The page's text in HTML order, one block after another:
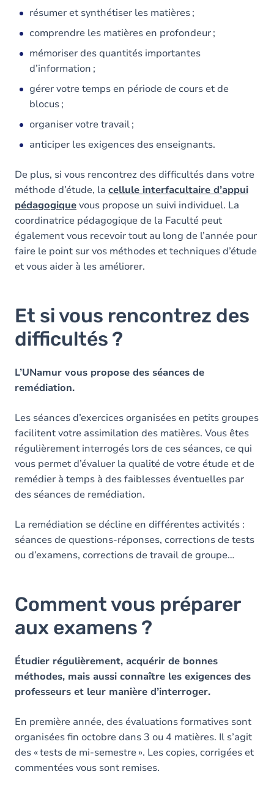
résumer et synthétiser les matières ;
comprendre les matières en profondeur ;
mémoriser des quantités importantes
d’information ;
gérer votre temps en période de cours et de
blocus ;
organiser votre travail ;
anticiper les exigences des enseignants.
De plus, si vous rencontrez des difficultés dans votre
méthode d’étude, la cellule interfacultaire d’appui
pédagogiquevous propose un suivi individuel. La
coordinatrice pédagogique de la Faculté peut
également vous recevoir tout au long de l’année pour
faire le point sur vos méthodes et techniques d’étude
et vous aider à les améliorer.
Et si vous rencontrez des
difficultés ?
L’UNamur vous propose des séances de
remédiation.
Les séances d’exercices organisées en petits groupes
facilitent votre assimilation des matières. Vous êtes
régulièrement interrogés lors de ces séances, ce qui
vous permet d’évaluer la qualité de votre étude et de
remédier à temps à des faiblesses éventuelles par
des séances de remédiation.
La remédiation se décline en différentes activités :
séances de questions-réponses, corrections de tests
ou d’examens, corrections de travail de groupe…
Comment vous préparer
aux examens ?
Étudier régulièrement, acquérir de bonnes
méthodes, mais aussi connaître les exigences des
professeurs et leur manière d’interroger.
En première année, des évaluations formatives sont
organisées fin octobre dans 3 ou 4 matières. Il s’agit
des « tests de mi-semestre ». Les copies, corrigées et
commentées vous sont remises.